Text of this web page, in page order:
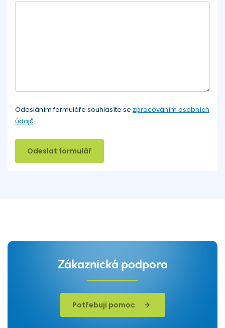
Odesláním formuláře souhlasíte se zpracováním osobních
údajů.
Odeslat formulář
Zákaznická podpora
Potřebuji pomoc